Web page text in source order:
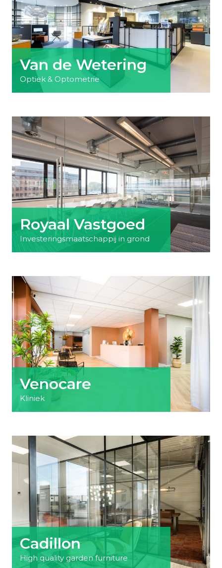
Van de Wetering
Optiek & Optometrie
Royaal Vastgoed
Investeringsmaatschappij in grond
Venocare
Kliniek
Cadillon
High quality garden furniture